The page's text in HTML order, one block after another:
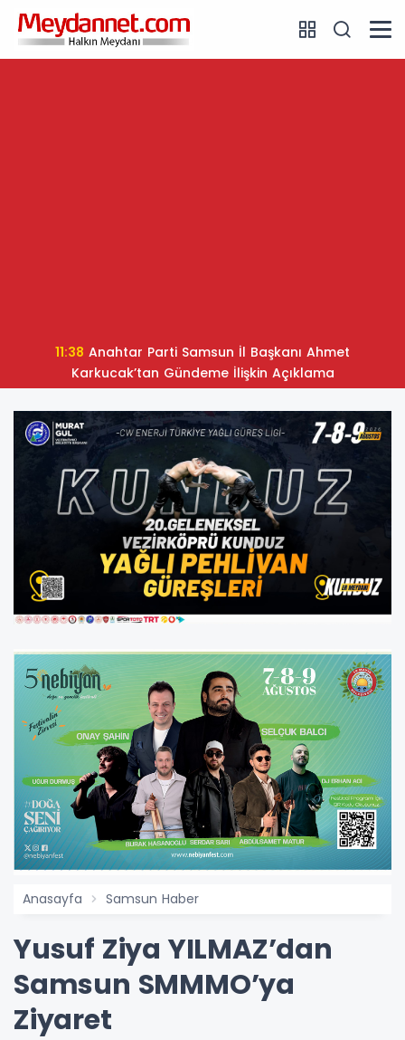
11:38
Karkucak’tan Gündeme İlişkin Açıklama
Anasayfa Samsun Haber
Yusuf Ziya YILMAZ’dan
Samsun SMMMO’ya
Ziyaret